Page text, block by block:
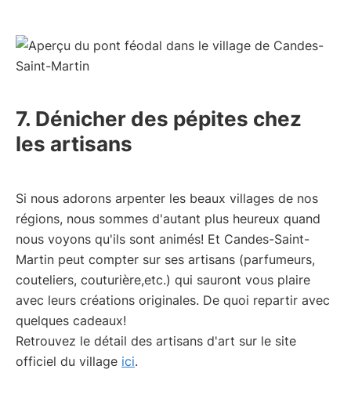
7. Dénicher des pépites chez
les artisans
Si nous adorons arpenter les beaux villages de nos
régions, nous sommes d'autant plus heureux quand
nous voyons qu'ils sont animés! Et Candes-Saint-
Martin peut compter sur ses artisans (parfumeurs,
couteliers, couturière,etc.) qui sauront vous plaire
avec leurs créations originales. De quoi repartir avec
quelques cadeaux!
Retrouvez le détail des artisans d'art sur le site
officiel du village ici.